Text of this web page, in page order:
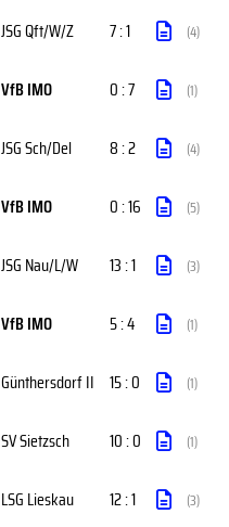
JSG Qft/W/Z 7 : 1 (4)
VfB IMO 0 : 7 (1)
JSG Sch/Del 8 : 2 (4)
VfB IMO 0 : 16 (5)
JSG Nau/L/W 13 : 1 (3)
VfB IMO 5 : 4 (1)
Günthersdorf II 15 : 0 (1)
SV Sietzsch 10 : 0 (1)
LSG Lieskau 12 : 1 (3)